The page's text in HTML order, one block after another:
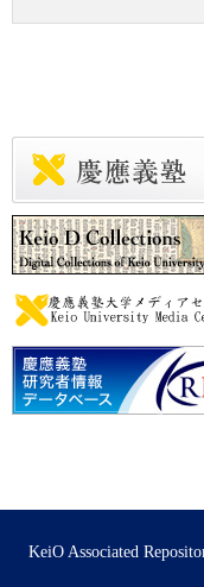
KeiO Associated